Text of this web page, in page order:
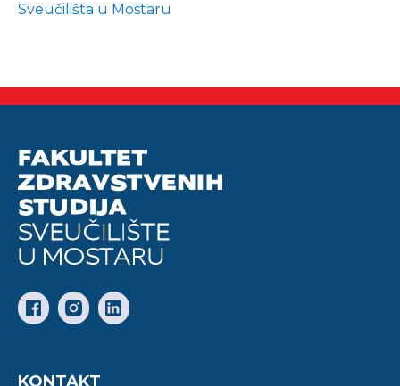
Sveučilišta u Mostaru
KONTAKT